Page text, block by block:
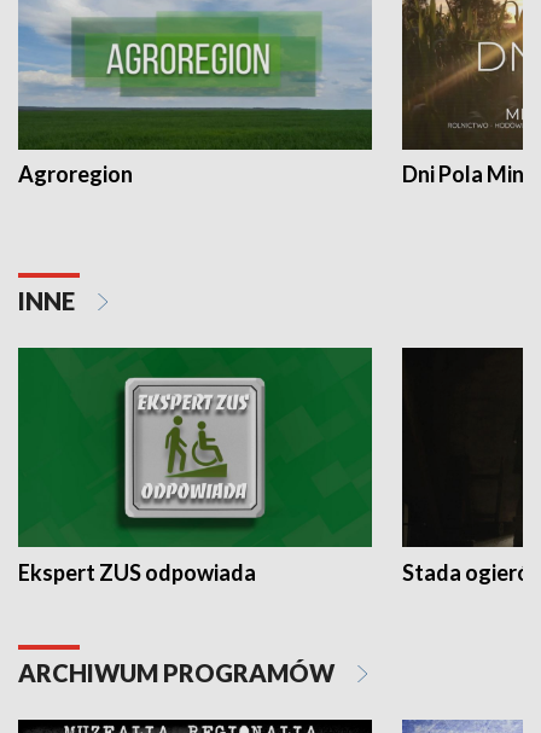
Agroregion Dni Pola
INNE
Ekspert ZUS odpowiada Stada
ARCHIWUM PROGRAMÓW